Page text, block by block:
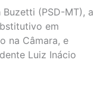
(PSD-MT), a
em
na Câmara, e
Luiz Inácio